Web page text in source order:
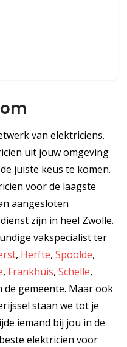
van elektriciens.
uit jouw omgeving
juiste keus te komen.
voor de laagste
aangesloten
zijn in heel Zwolle.
vakspecialist ter
, Herfte, Spoolde,
, Frankhuis, Schelle,
de gemeente. Maar ook
staan we tot je
iemand bij jou in de
elektricien voor